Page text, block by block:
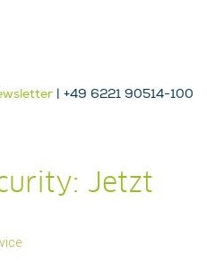
| +49 6221 90514-100
Jetzt